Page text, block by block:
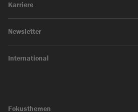
Karriere
Newsletter
International
Fokusthemen